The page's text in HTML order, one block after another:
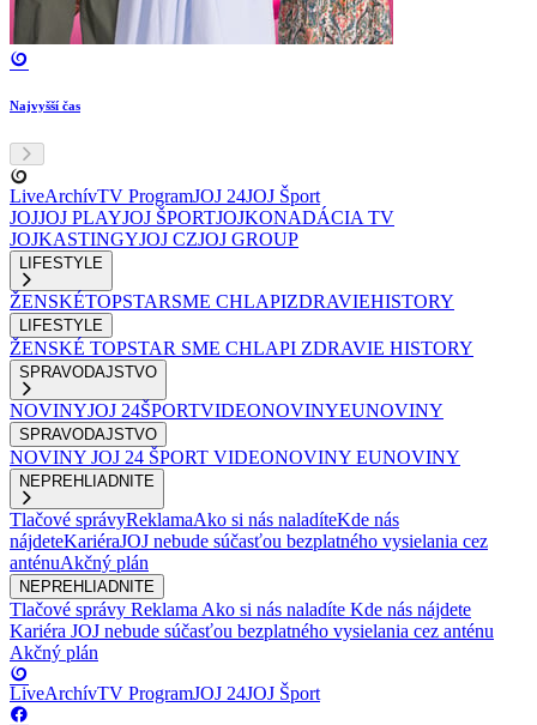
Najvyšší čas
LiveArchívTV ProgramJOJ 24JOJ Šport
JOJJOJ PLAYJOJ ŠPORTJOJKONADÁCIA TV
JOJKASTINGYJOJ CZJOJ GROUP
LIFESTYLE
ŽENSKÉTOPSTARSME CHLAPIZDRAVIEHISTORY
LIFESTYLE
ŽENSKÉ TOPSTAR SME CHLAPI ZDRAVIE HISTORY
SPRAVODAJSTVO
NOVINYJOJ 24ŠPORTVIDEONOVINYEUNOVINY
SPRAVODAJSTVO
NOVINY JOJ 24 ŠPORT VIDEONOVINY EUNOVINY
NEPREHLIADNITE
Tlačové správyReklamaAko si nás naladíteKde nás
nájdeteKariéraJOJ nebude súčasťou bezplatného vysielania cez
anténuAkčný plán
NEPREHLIADNITE
Tlačové správy Reklama Ako si nás naladíte Kde nás nájdete
Kariéra JOJ nebude súčasťou bezplatného vysielania cez anténu
Akčný plán
LiveArchívTV ProgramJOJ 24JOJ Šport